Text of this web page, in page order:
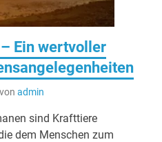
Ein wertvoller
von admin
sind Krafttiere
dem Menschen zum